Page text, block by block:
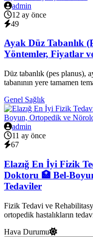
admin
12 ay önce
49
Ayak Düz Tabanlık
Yöntemler, Fiyatlar
Düz tabanlık (pes planus),
tabanının yere tamamen
Genel Sağlık
admin
11 ay önce
67
Elazığ En İyi Fizik
Doktoru 🏥 Bel-
Tedaviler
Fizik Tedavi ve
ortopedik hastalıkların
Hava Durumu